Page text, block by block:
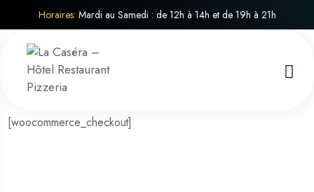
Horaires: Mardi au Samedi : de 12h à 14h et de 19h à 21h
[woocommerce_checkout]